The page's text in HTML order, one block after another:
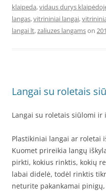
klaipeda,vidaus durys
langas,vitrininiai langai,
langai lt,zaliuzes langamson
Langai su roletais
Langai su roletais siūlomi ir
Plastikiniai langai ar roletai
Kuomet prireikia langų
pirkti, kokius rinktis, kokių
labai didelė, todėl rinktis
neturite pakankamai